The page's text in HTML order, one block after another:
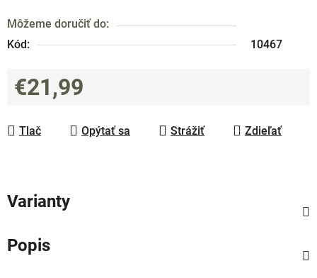
Môžeme doručiť do:
Kód:
10467
€21,99
Tlač
Opýtať sa Strážiť Zdieľať
Varianty
Popis